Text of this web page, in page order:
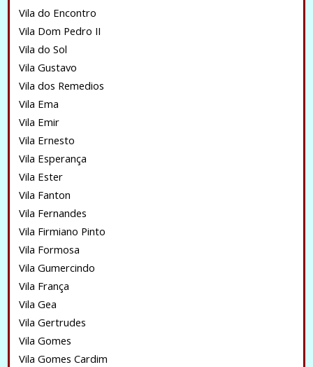
Vila do Encontro
Vila Dom Pedro II
Vila do Sol
Vila Gustavo
Vila dos Remedios
Vila Ema
Vila Emir
Vila Ernesto
Vila Esperança
Vila Ester
Vila Fanton
Vila Fernandes
Vila Firmiano Pinto
Vila Formosa
Vila Gumercindo
Vila França
Vila Gea
Vila Gertrudes
Vila Gomes
Vila Gomes Cardim